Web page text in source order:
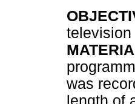
television
was
length of